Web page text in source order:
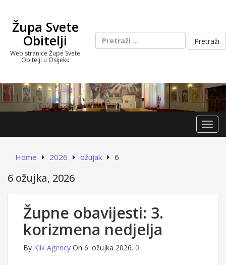
contentŽupa Svete
Obitelji
Web stranice Župe Svete
Obitelji u Osijeku
Pretraži:
Home 2026 ožujak 6
6 ožujka, 2026
Župne obavijesti: 3.
korizmena nedjelja
By Klik Agency On 6. ožujka 2026. 0